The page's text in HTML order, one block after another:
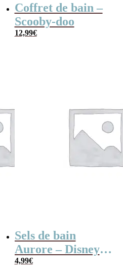
Coffret de bain –
Scooby-doo
12,99€
Sels de bain
Aurore – Disney
pêche
4,99€